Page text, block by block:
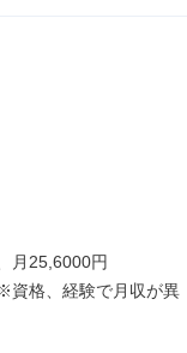
月25,6000円